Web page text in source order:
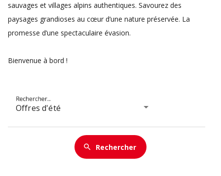
sauvages et villages alpins authentiques. Savourez des
paysages grandioses au cœur d’une nature préservée. La
promesse d’une spectaculaire évasion.
Bienvenue à bord !
Offres d'été
Rechercher...
search Rechercher